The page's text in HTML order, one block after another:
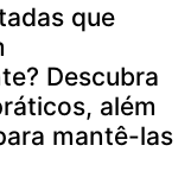
que
Descubra
além
mantê-las